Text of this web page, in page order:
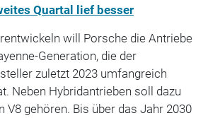
Quartal lief besser
will Porsche die Antriebe
Generation, die der
zuletzt 2023 umfangreich
Neben Hybridantrieben soll dazu
V8 gehören. Bis über das Jahr 2030